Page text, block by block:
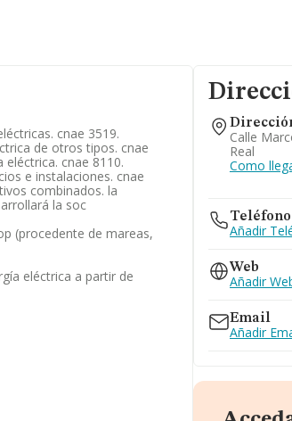
cnae 3519.
de otros tipos. cnae
cnae 8110.
e instalaciones. cnae
combinados. la
la soc
(procedente de mareas,
eléctrica a partir de
Calle
Real
Como
Teléfono
Añadir
Web
Añadir
Email
Añadir